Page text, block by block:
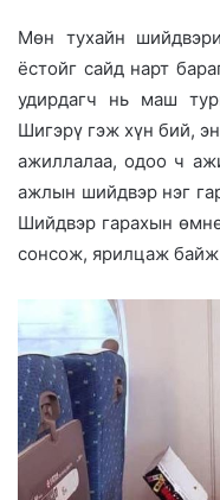
Мөн тухайн
ёстойг сайд нарт
удирдагч нь маш
Шигэрү гэж хүн бий,
ажиллалаа, одоо ч
ажлын шийдвэр нэг
Шийдвэр гарахын
сонсож, ярилцаж